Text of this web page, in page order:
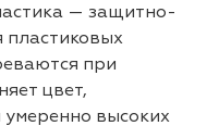
— защитно-
пластиковых
при
цвет,
умеренно высоких